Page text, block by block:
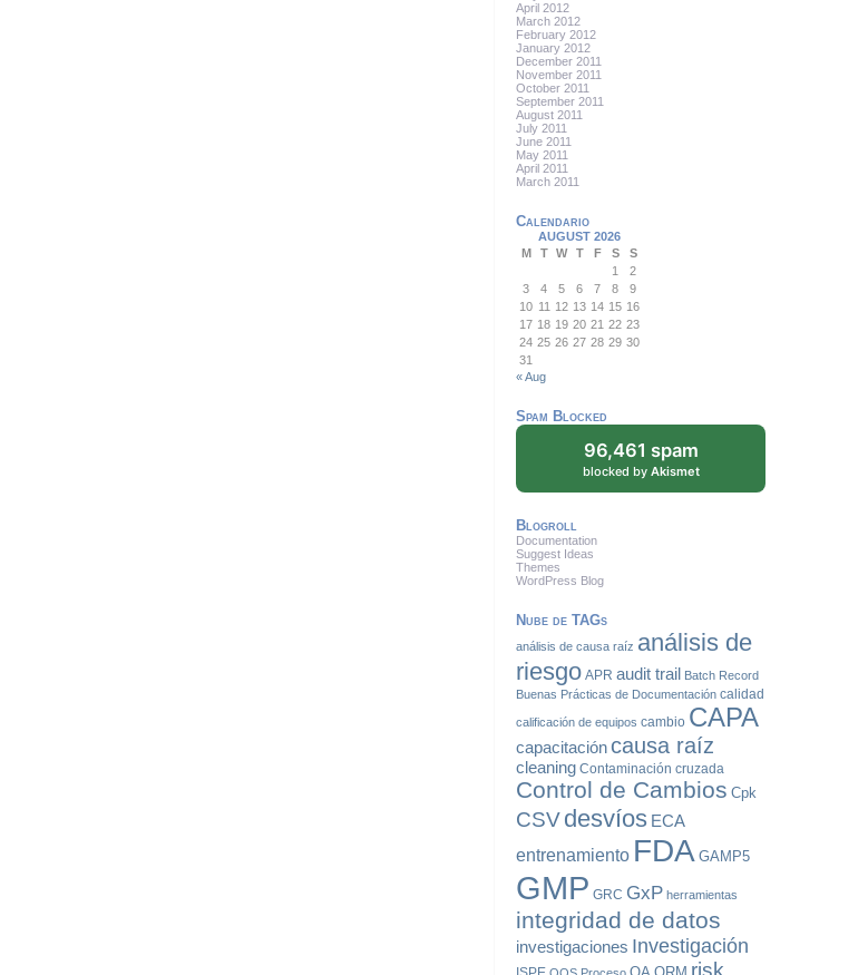
April 2012
March 2012
February 2012
January 2012
December 2011
November 2011
October 2011
September 2011
August 2011
July 2011
June 2011
May 2011
April 2011
March 2011
Calendario
AUGUST 2026
M
T W T F S
S
1
2
3
4 5 6 7 8
9
10 11 12 13 14 15 16
17 18 19 20 21 22 23
24 25 26 27 28 29 30
31
« Aug
Spam Blocked
96,461 spam
blocked by Akismet
Blogroll
Documentation
Suggest Ideas
Themes
WordPress Blog
Nube de TAGs
análisis de causa raíz análisis de
riesgo APR audit trail Batch Record
Buenas Prácticas de Documentación calidad
calificación de equipos cambio CAPA
capacitacióncausa raíz
cleaning Contaminación cruzada
Control de Cambios Cpk
CSVdesvíos ECA
entrenamiento FDA GAMP5
GMP GRC GxP herramientas
integridad de datos
investigaciones Investigación
risk